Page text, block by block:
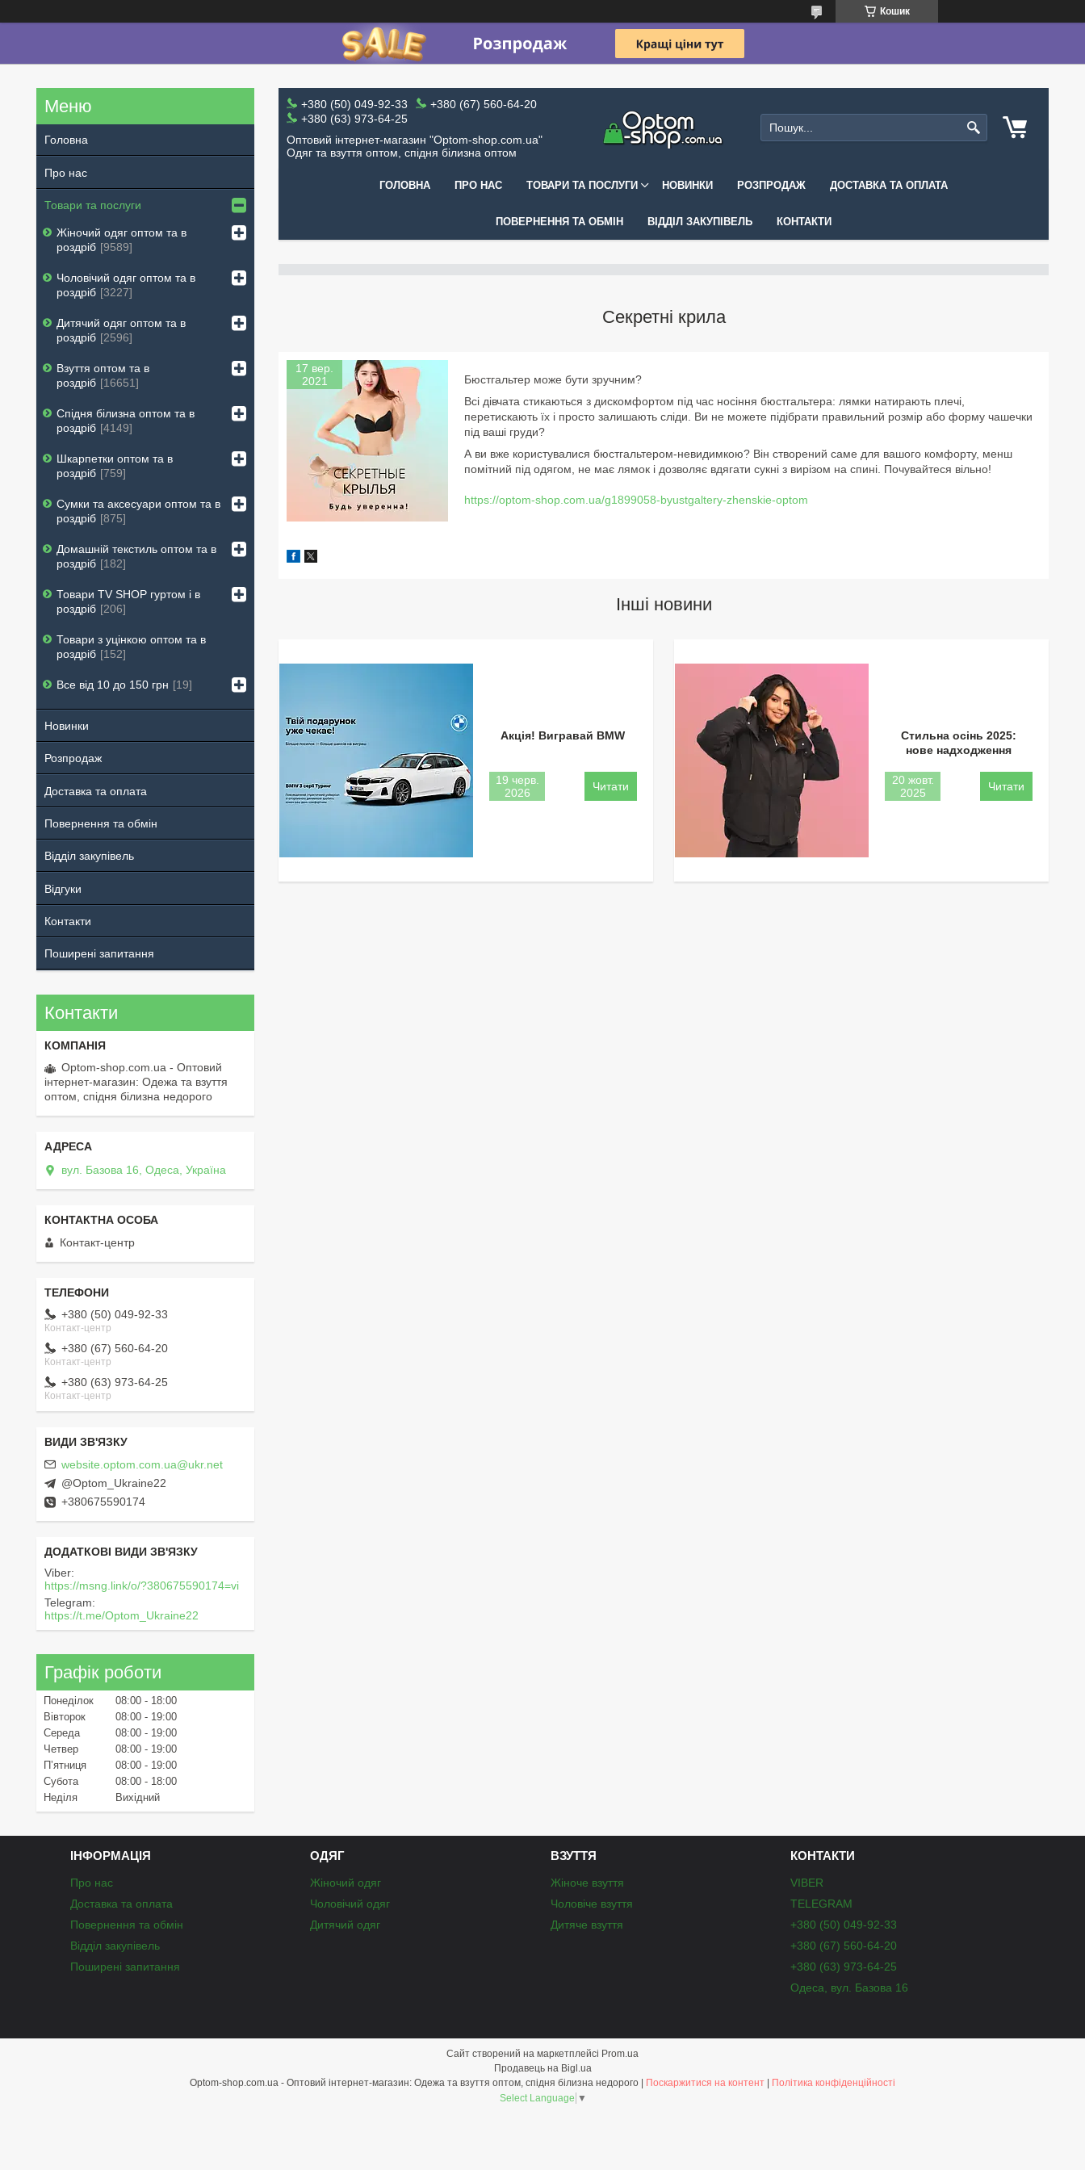
Кошик
+380 (50) 049-92-33
+380 (67) 560-64-20
+380 (63) 973-64-25
Оптовий інтернет-магазин "Optom-shop.com.ua"
Одяг та взуття оптом, спідня білизна оптом
ГОЛОВНА ПРО НАС ТОВАРИ ТА ПОСЛУГИ НОВИНКИ РОЗПРОДАЖ ДОСТАВКА ТА ОПЛАТА
ПОВЕРНЕННЯ ТА ОБМІН ВІДДІЛ ЗАКУПІВЕЛЬ КОНТАКТИ
Секретні крила
17 вер.
2021
Бюстгальтер може бути зручним?
Всі дівчата стикаються з дискомфортом під час носіння бюстгальтера: лямки натирають плечі,
перетискають їх і просто залишають сліди. Ви не можете підібрати правильний розмір або форму чашечки
під ваші груди?
А ви вже користувалися бюстгальтером-невидимкою? Він створений саме для вашого комфорту, менш
помітний під одягом, не має лямок і дозволяє вдягати сукні з вирізом на спині. Почувайтеся вільно!
https://optom-shop.com.ua/g1899058-byustgaltery-zhenskie-optom
Інші новини
Акція! Вигравай BMW
19 черв.
2026
Стильна осінь 2025:
нове надходження
20 жовт.
2025
Головна
Про нас
Товари та послуги
Жіночий одяг оптом та в
роздріб 9589
Чоловічий одяг оптом та в
роздріб 3227
Дитячий одяг оптом та в
роздріб
2596
Взуття оптом та в
роздріб
16651
Спідня білизна оптом та в
роздріб 4149
Шкарпетки оптом та в
роздріб 759
Сумки та аксесуари оптом та в
роздріб 875
Домашній текстиль оптом та в
роздріб
182
Товари ТV SHOP гуртом і в
роздріб
206
Товари з уцінкою оптом та в
роздріб
152
Все від 10 до 150 грн 19
Новинки
Розпродаж
Доставка та оплата
Повернення та обмін
Відділ закупівель
Відгуки
Контакти
Поширені запитання
Контакти
Optom-shop.com.ua - Оптовий
інтернет-магазин: Одежа та взуття
оптом, спідня білизна недорого
вул. Базова 16, Одеса, Україна
Контакт-центр
+380 (50) 049-92-33
Контакт-центр
+380 (67) 560-64-20
Контакт-центр
+380 (63) 973-64-25
Контакт-центр
website.optom.com.ua@ukr.net
@Optom_Ukraine22
+380675590174
Viber
https://msng.link/o/?380675590174=vi
Telegram
https://t.me/Optom_Ukraine22
Графік роботи
Понеділок 08:00
18:00
Вівторок
08:00
19:00
Середа
08:00
19:00
Четвер
08:00
19:00
Пʼятниця
08:00
19:00
Субота
08:00
18:00
Неділя
Вихідний
ІНФОРМАЦІЯ
Про нас
Доставка та оплата
Повернення та обмін
Відділ закупівель
Поширені запитання
ОДЯГ
Жіночий одяг
Чоловічий одяг
Дитячий одяг
ВЗУТТЯ
Жіноче взуття
Чоловіче взуття
Дитяче взуття
КОНТАКТИ
VIBER
TELEGRAM
+380 (50) 049-92-33
+380 (67) 560-64-20
+380 (63) 973-64-25
Одеса, вул. Базова 16
Сайт створений на маркетплейсі Prom.ua
Продавець на Bigl.ua
Поскаржитися на контент
Політика конфіденційності
Select Language ▼